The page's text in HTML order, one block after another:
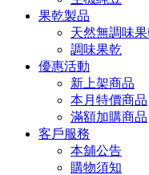
果乾製品
天然無調味
調味果乾
優惠活動
新上架商品
本月特價商品
滿額加購商品
客戶服務
本舖公告
購物須知